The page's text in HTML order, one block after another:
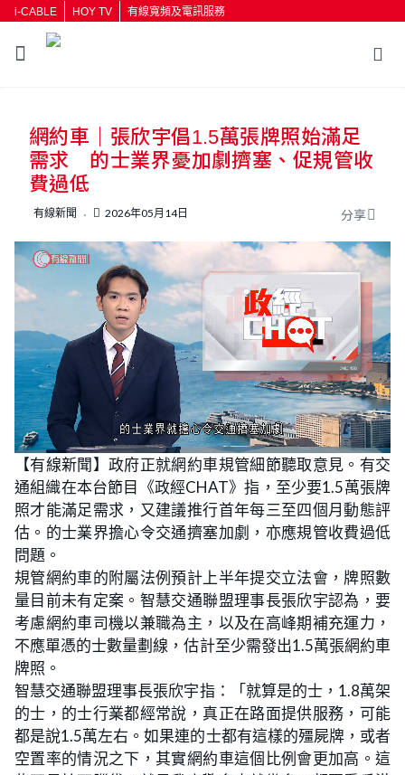
i-CABLE HOY TV 有線寬頻及電訊服務
按輸入鍵開始搜尋
網約車｜張欣宇倡1.5萬張牌照始滿足
需求 的士業界憂加劇擠塞、促規管收
費過低
有線新聞 2026年05月14日 分享
n
m
t
e
o
a
d
e
d
1
9
.
%
【有線新聞】政府正就網約車規管細節聽取意見。有交
通組織在本台節目《政經CHAT》指，至少要1.5萬張牌
照才能滿足需求，又建議推行首年每三至四個月動態評
估。的士業界擔心令交通擠塞加劇，亦應規管收費過低
問題。
規管網約車的附屬法例預計上半年提交立法會，牌照數
量目前未有定案。智慧交通聯盟理事長張欣宇認為，要
考慮網約車司機以兼職為主，以及在高峰期補充運力，
不應單憑的士數量劃線，估計至少需發出1.5萬張網約車
牌照。
智慧交通聯盟理事長張欣宇指：「就算是的士，1.8萬架
的士，的士行業都經常說，真正在路面提供服務，可能
都是說1.5萬左右。如果連的士都有這樣的殭屍牌，或者
空置率的情況之下，其實網約車這個比例會更加高。這